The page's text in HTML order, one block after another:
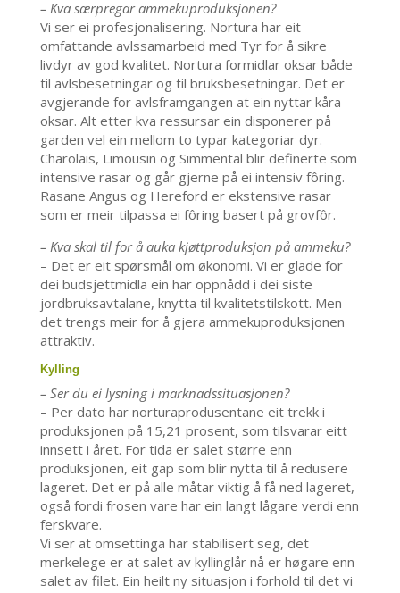
– Kva særpregar ammekuproduksjonen?
Vi ser ei profesjonalisering. Nortura har eit
omfattande avlssamarbeid med Tyr for å sikre
livdyr av god kvalitet. Nortura formidlar oksar både
til avlsbesetningar og til bruksbesetningar. Det er
avgjerande for avlsframgangen at ein nyttar kåra
oksar. Alt etter kva ressursar ein disponerer på
garden vel ein mellom to typar kategoriar dyr.
Charolais, Limousin og Simmental blir definerte som
intensive rasar og går gjerne på ei intensiv fôring.
Rasane Angus og Hereford er ekstensive rasar
som er meir tilpassa ei fôring basert på grovfôr.
– Kva skal til for å auka kjøttproduksjon på ammeku?
– Det er eit spørsmål om økonomi. Vi er glade for
dei budsjettmidla ein har oppnådd i dei siste
jordbruksavtalane, knytta til kvalitetstilskott. Men
det trengs meir for å gjera ammekuproduksjonen
attraktiv.
Kylling
– Ser du ei lysning i marknadssituasjonen?
– Per dato har norturaprodusentane eit trekk i
produksjonen på 15,21 prosent, som tilsvarar eitt
innsett i året. For tida er salet større enn
produksjonen, eit gap som blir nytta til å redusere
lageret. Det er på alle måtar viktig å få ned lageret,
også fordi frosen vare har ein langt lågare verdi enn
ferskvare.
Vi ser at omsettinga har stabilisert seg, det
merkelege er at salet av kyllinglår nå er høgare enn
salet av filet. Ein heilt ny situasjon i forhold til det vi